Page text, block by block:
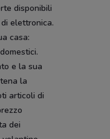
disponibili
elettronica.
casa:
e la sua
la
articoli di
dei